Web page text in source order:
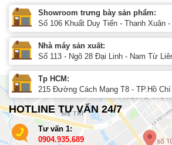
Showroom trưng bày sản phẩm:
Số 106 Khuất Duy Tiến - Thanh Xuân -
Nhà máy sản xuất:
Số 113 - Ngõ 28 Đại Linh - Nam Từ
Tp HCM:
215 Đường Cách Mạng T8 - TP.Hồ
HOTLINE TƯ VẤN 24/7
Tư vấn 1:
0904.935.689